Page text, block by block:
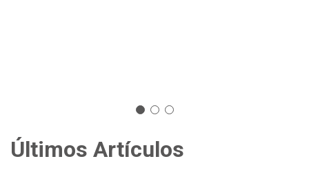
Últimos Artículos